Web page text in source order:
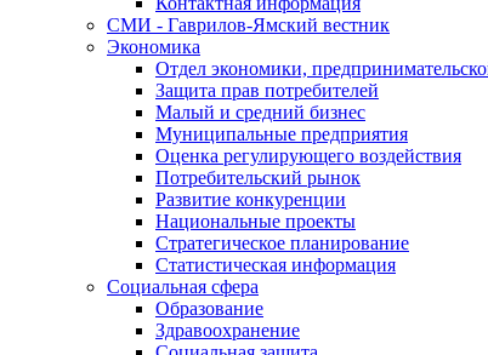
СМИ - Гаврилов-Ямский вестник
Экономика
Отдел экономики,
Защита прав потребителей
Малый и средний бизнес
Муниципальные предприятия
Оценка регулирующего воздействия
Потребительский рынок
Развитие конкуренции
Национальные проекты
Стратегическое планирование
Статистическая информация
Социальная сфера
Образование
Здравоохранение